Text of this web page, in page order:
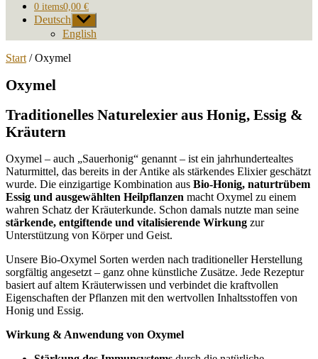
0 items0,00 €
Deutsch Untermenü
anzeigen
English
Start / Oxymel
Oxymel
Traditionelles Naturelexier aus Honig, Essig &
Kräutern
Oxymel – auch „Sauerhonig“ genannt – ist ein jahrhundertealtes
Naturmittel, das bereits in der Antike als stärkendes Elixier geschätzt
wurde. Die einzigartige Kombination aus Bio-Honig, naturtrübem
Essig und ausgewählten Heilpflanzen macht Oxymel zu einem
wahren Schatz der Kräuterkunde. Schon damals nutzte man seine
stärkende, entgiftende und vitalisierende Wirkung zur
Unterstützung von Körper und Geist.
Unsere Bio-Oxymel Sorten werden nach traditioneller Herstellung
sorgfältig angesetzt – ganz ohne künstliche Zusätze. Jede Rezeptur
basiert auf altem Kräuterwissen und verbindet die kraftvollen
Eigenschaften der Pflanzen mit den wertvollen Inhaltsstoffen von
Honig und Essig.
Wirkung & Anwendung von Oxymel